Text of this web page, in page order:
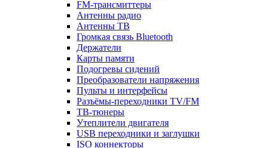
FM-трансмиттеры
Антенны радио
Антенны ТВ
Громкая связь Bluetooth
Держатели
Карты памяти
Подогревы сидений
Преобразователи напряжения
Пульты и интерфейсы
Разъёмы-переходники TV/FM
ТВ-тюнеры
Утеплители двигателя
USB переходники и заглушки
ISO коннекторы